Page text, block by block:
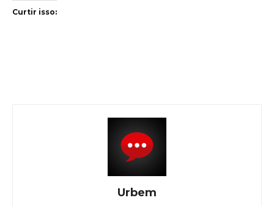
Curtir isso:
Urbem